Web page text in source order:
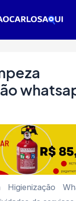
Higienização